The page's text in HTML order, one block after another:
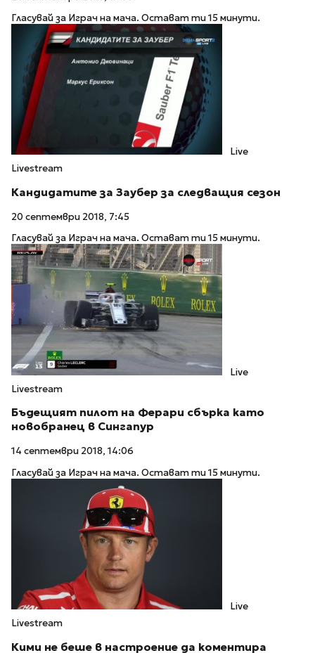
Гласувай за Играч на мача. Остават ти 15 минути.
Live
Livestream
Кандидатите за Заубер за следващия сезон
20 септември 2018, 7:45
Гласувай за Играч на мача. Остават ти 15 минути.
Live
Livestream
Бъдещият пилот на Ферари сбърка като
новобранец в Сингапур
14 септември 2018, 14:06
Гласувай за Играч на мача. Остават ти 15 минути.
Live
Livestream
Кими не беше в настроение да коментира